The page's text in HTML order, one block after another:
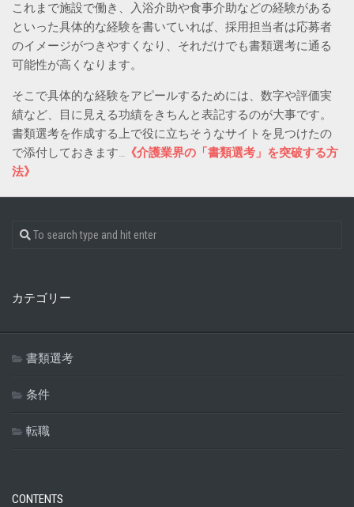
これまで施設で働き、入浴介助や食事介助などの経験がある
といった具体的な経験を書いていれば、採用担当者は応募者
のイメージがつきやすくなり、それだけでも書類選考に通る
可能性が高くなります。
そこで具体的な経験をアピールするためには、数字や評価実
績など、目に見える功績をきちんと表記するのが大事です。
書類選考を作成する上で役に立ちそうなサイトを見つけたの
で添付しておきます… 《介護業界の「書類選考」を突破する方
法》
カテゴリー
書類選考
条件
転職
CONTENTS